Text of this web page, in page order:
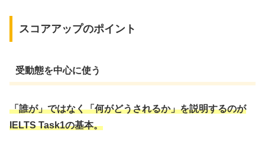
スコアアップのポイント
受動態を中心に使う
「誰が」ではなく「何がどうされるか」を説明するのが
IELTS Task1の基本。